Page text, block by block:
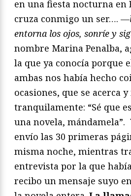
en una fiesta nocturna en
cruza conmigo un ser…. —
entorna los ojos, sonríe y
nombre Marina Penalba,
la que ya conocía porque
ambas nos había hecho
ocasiones, que se acerca
tranquilamente: “Sé que
una novela, mándamela”.
envío las 30 primeras
misma noche, mientras
entrevista por la que
recibo un mensaje suyo